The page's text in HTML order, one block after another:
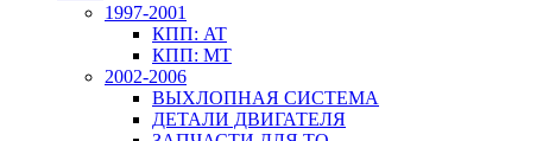
1997-2001
КПП: AT
КПП: MT
2002-2006
ВЫХЛОПНАЯ СИСТЕМА
ДЕТАЛИ ДВИГАТЕЛЯ